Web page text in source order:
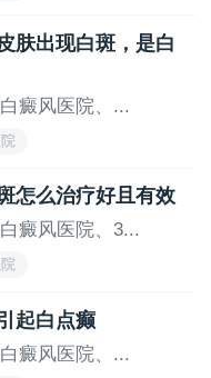
白癜风医院治疗比
大是一家以患者为
他们的治疗方法，
要原因。
风患者的生活质量有
、补充维生素和微量
摄入、避免过敏食
质、避免刺激性食
医生和营养师密切
达到较好的效果。
肤出现白斑，是白
癜风医院、...
怎么治疗好且有效
癜风医院、3...
起白点癫
癜风医院、...